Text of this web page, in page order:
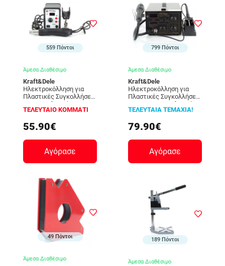
559 Πόντοι
Άμεσα Διαθέσιμο
Kraft&Dele
Ηλεκτροκόλληση για
Πλαστικές Συγκολλήσεις
220 V Kraft&Dele KD-852
ΤΕΛΕΥΤΑΙΟ ΚΟΜΜΑΤΙ
55.90€
Αγόρασε
799 Πόντοι
Άμεσα Διαθέσιμο
Kraft&Dele
Ηλεκτροκόλληση για
Πλαστικές Συγκολλήσεις
2 σε 1 220 V Kraft&Dele
KD-850
ΤΕΛΕΥΤΑΙΑ ΤΕΜΑΧΙΑ!
79.90€
Αγόρασε
49 Πόντοι
Άμεσα Διαθέσιμο
189 Πόντοι
Άμεσα Διαθέσιμο